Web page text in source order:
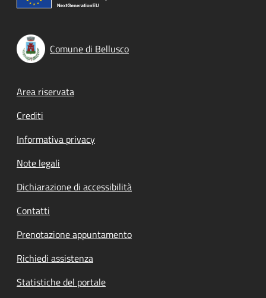
Comune di Bellusco
Footer menu
Area riservata
Crediti
Informativa privacy
Note legali
Dichiarazione di accessibilità
Contatti
Prenotazione appuntamento
Richiedi assistenza
Statistiche del portale